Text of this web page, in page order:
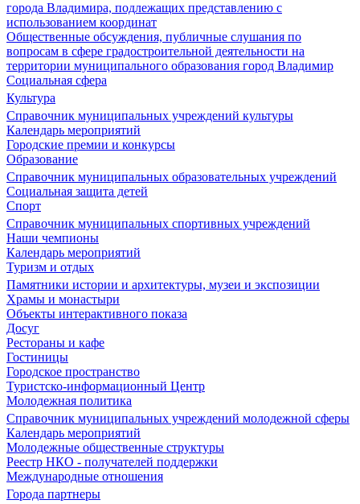
города Владимира, подлежащих представлению с
использованием координат
Общественные обсуждения, публичные слушания по
вопросам в сфере градостроительной деятельности на
территории муниципального образования город Владимир
Социальная сфера
Культура
Справочник муниципальных учреждений культуры
Календарь мероприятий
Городские премии и конкурсы
Образование
Справочник муниципальных образовательных учреждений
Социальная защита детей
Спорт
Справочник муниципальных спортивных учреждений
Наши чемпионы
Календарь мероприятий
Туризм и отдых
Памятники истории и архитектуры, музеи и экспозиции
Храмы и монастыри
Объекты интерактивного показа
Досуг
Рестораны и кафе
Гостиницы
Городское пространство
Туристско-информационный Центр
Молодежная политика
Справочник муниципальных учреждений молодежной сферы
Календарь мероприятий
Молодежные общественные структуры
Реестр НКО - получателей поддержки
Международные отношения
Города партнеры